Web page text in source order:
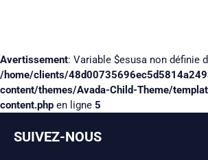
Avertissement: Variable $esusa non définie
/home/clients/
content/themes/Avada-Child-Theme/
content.php en ligne 5
SUIVEZ-NOUS